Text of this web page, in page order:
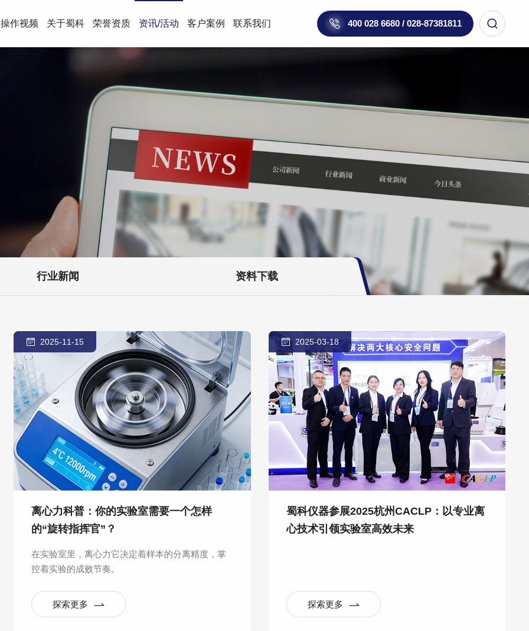
400 028 6680 / 028-87381811
操作视频 关于蜀科 荣誉资质 资讯/活动 客户案例 联系我们
行业新闻 资料下载
2025-11-15
离心力科普：你的实验室需要一个怎样
的“旋转指挥官”？
在实验室里，离心力它决定着样本的分离精度，掌
控着实验的成败节奏。
探索更多
2025-03-18
蜀科仪器参展2025杭州CACLP：以专业离
心技术引领实验室高效未来
探索更多